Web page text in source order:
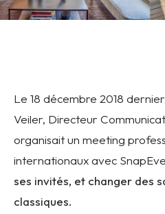
Le 18 décembre 2018
Veiler, Directeur
organisait un meeting
internationaux avec
ses invités, et changer des
classiques.